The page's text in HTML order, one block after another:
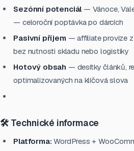
Sezónní potenciál— Vánoce,
— celoroční poptávka po dárcích
Pasivní příjem — affiliate provize
bez nutnosti skladu nebo logistiky
Hotový obsah — desítky článků,
optimalizovaných na klíčová slova
🛠️ Technické informace
Platforma: WordPress +